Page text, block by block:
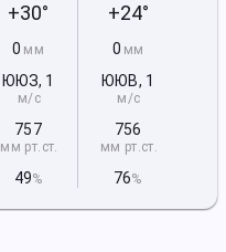
+30°
0 мм
ЮЮЗ, 1
м/с
757
мм рт.ст.
49%
+24°
0 мм
ЮЮВ, 1
м/с
756
мм рт.ст.
76%